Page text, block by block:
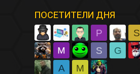
ПОСЕТИТЕЛИ ДНЯ
P S
S
G
A
M